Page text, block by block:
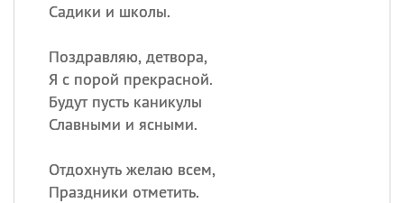
Садики и школы.
Поздравляю, детвора,
Я с порой прекрасной.
Будут пусть каникулы
Славными и ясными.
Отдохнуть желаю всем,
Праздники отметить.